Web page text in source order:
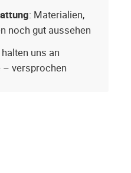
: Materialien,
noch gut aussehen
uns an
– versprochen